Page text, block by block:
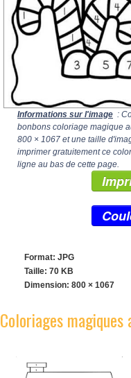
Informations sur l'image :
bonbons coloriage magique
800 × 1067 et une taille
imprimer gratuitement ce
ligne au bas de cette page.
Format: JPG
Taille: 70 KB
Dimension: 800 × 1067
Coloriages magiques